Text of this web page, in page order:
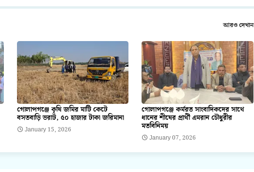
আরও দেখান
গোলাপগঞ্জে কৃষি জমির মাটি কেটে
বসতবাড়ি ভরাট, ৫০ হাজার টাকা জরিমানা
January 15, 2026
গোলাপগঞ্জে কর্মরত সাংবাদিকদের সাথে
ধানের শীষের প্রার্থী এমরান চৌধুরীর
মতবিনিময়
January 07, 2026